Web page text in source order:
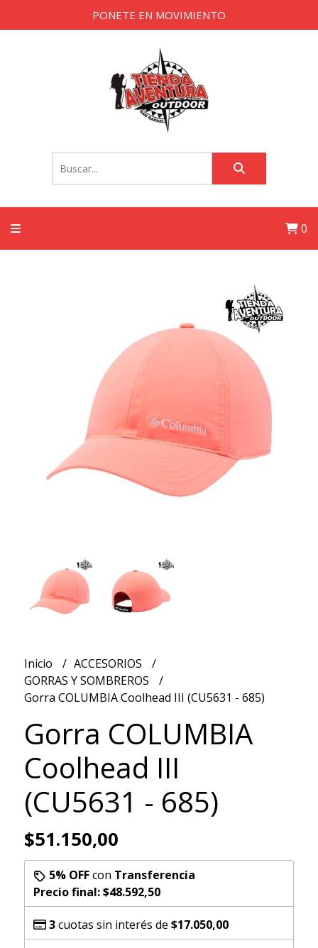
PONETE EN MOVIMIENTO
0
Inicio
ACCESORIOS
GORRAS Y SOMBREROS
Gorra COLUMBIA Coolhead III (CU5631 - 685)
Gorra COLUMBIA
Coolhead III
(CU5631 - 685)
$51.150,00
5% OFFcon Transferencia
Precio final:$48.592,50
3cuotas sin interés de $17.050,00